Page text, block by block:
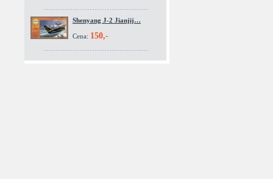
Shenyang J-2 Jianjij…
Cena: 150,-